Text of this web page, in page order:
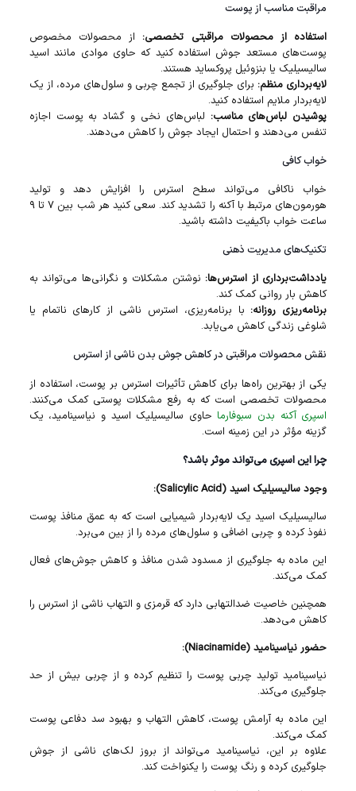
مراقبت مناسب از پوست
استفاده از محصولات مراقبتی تخصصی: از محصولات مخصوص
پوست‌های مستعد جوش استفاده کنید که حاوی موادی مانند اسید
سالیسیلیک یا بنزوئیل پروکساید هستند.
لایه‌برداری منظم: برای جلوگیری از تجمع چربی و سلول‌های مرده، از یک
لایه‌بردار ملایم استفاده کنید.
پوشیدن لباس‌های مناسب: لباس‌های نخی و گشاد به پوست اجازه
تنفس می‌دهند و احتمال ایجاد جوش را کاهش می‌دهند.
خواب کافی
خواب ناکافی می‌تواند سطح استرس را افزایش دهد و تولید
هورمون‌های مرتبط با آکنه را تشدید کند. سعی کنید هر شب بین ۷ تا ۹
ساعت خواب باکیفیت داشته باشید.
تکنیک‌های مدیریت ذهنی
یادداشت‌برداری از استرس‌ها: نوشتن مشکلات و نگرانی‌ها می‌تواند به
کاهش بار روانی کمک کند.
برنامه‌ریزی روزانه: با برنامه‌ریزی، استرس ناشی از کارهای ناتمام یا
شلوغی زندگی کاهش می‌یابد.
نقش محصولات مراقبتی در کاهش جوش بدن ناشی از استرس
یکی از بهترین راه‌ها برای کاهش تأثیرات استرس بر پوست، استفاده از
محصولات تخصصی است که به رفع مشکلات پوستی کمک می‌کنند.
اسپری آکنه بدن سبوفارماحاوی سالیسیلیک اسید و نیاسینامید، یک
گزینه مؤثر در این زمینه است.
چرا این اسپری می‌تواند موثر باشد؟
وجود سالیسیلیک اسید (Salicylic Acid):
سالیسیلیک اسید یک لایه‌بردار شیمیایی است که به عمق منافذ پوست
نفوذ کرده و چربی اضافی و سلول‌های مرده را از بین می‌برد.
این ماده به جلوگیری از مسدود شدن منافذ و کاهش جوش‌های فعال
کمک می‌کند.
همچنین خاصیت ضدالتهابی دارد که قرمزی و التهاب ناشی از استرس را
کاهش می‌دهد.
حضور نیاسینامید (Niacinamide):
نیاسینامید تولید چربی پوست را تنظیم کرده و از چربی بیش از حد
جلوگیری می‌کند.
این ماده به آرامش پوست، کاهش التهاب و بهبود سد دفاعی پوست
کمک می‌کند.
علاوه بر این، نیاسینامید می‌تواند از بروز لک‌های ناشی از جوش
جلوگیری کرده و رنگ پوست را یکنواخت کند.